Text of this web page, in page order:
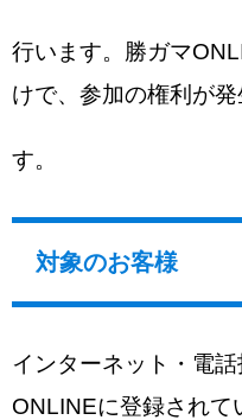
行います。勝ガマ
けで、参加の権利が発
す。
対象のお客様
インターネット・電
ONLINEに登録されて